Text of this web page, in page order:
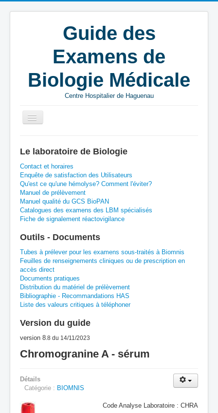
Guide des
Examens de
Biologie Médicale
Centre Hospitalier de Haguenau
Chromogranine A - sérum
H I J K L M N O P
Q R
Le laboratoire de Biologie
Contact et horaires
Enquête de satisfaction des Utilisateurs
Qu'est ce qu'une hémolyse? Comment l'éviter?
Manuel de prélèvement
Manuel qualité du GCS BioPAN
Catalogues des examens des LBM spécialisés
Fiche de signalement réactovigilance
Outils - Documents
Tubes à prélever pour les examens sous-traités à Biomnis
Feuilles de renseignements cliniques ou de prescription en
accès direct
Documents pratiques
Distribution du matériel de prélèvement
Bibliographie - Recommandations HAS
Liste des valeurs critiques à téléphoner
Version du guide
version 8.8 du 14/11/2023
Chromogranine A - sérum
Détails
Catégorie : BIOMNIS
Code Analyse Laboratoire : CHRA